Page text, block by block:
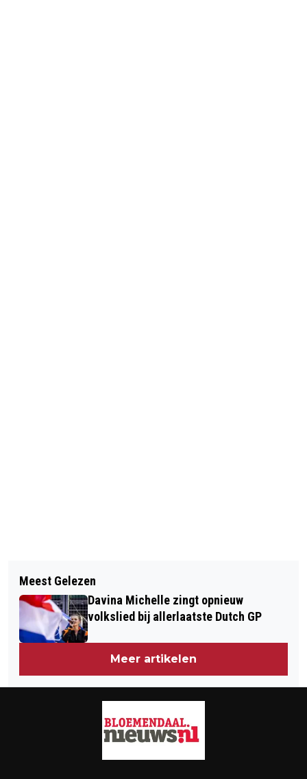
HELENDE KLANKEN EN DE THEORIE
ERACHTER
RESTAURATIE VAN ICONISCH 'PAARD
EN RUITER' BEELD IN KEUKENHOF VAN
START
Meest Gelezen
Davina Michelle zingt opnieuw
volkslied bij allerlaatste Dutch GP
Meer artikelen